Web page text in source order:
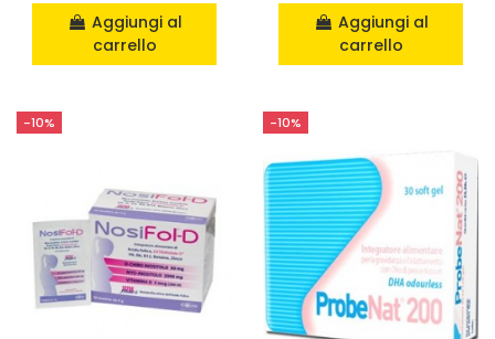
Aggiungi al
carrello
Aggiungi al
carrello
-10% -10%